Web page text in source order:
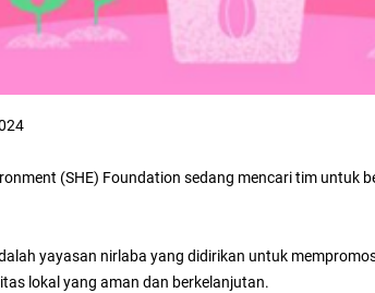
(SHE) Foundation sedang mencari tim untuk
yayasan nirlaba yang didirikan untuk
lokal yang aman dan berkelanjutan.